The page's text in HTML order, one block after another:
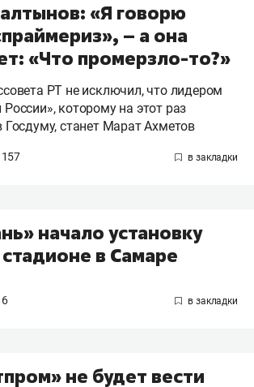
«Я говорю
– а она
«Что промерзло-то?»
РТ не исключил, что лидером
которому на этот раз
Госдуму, станет Марат Ахметов
157
начало установку
в Самаре
6
не будет вести